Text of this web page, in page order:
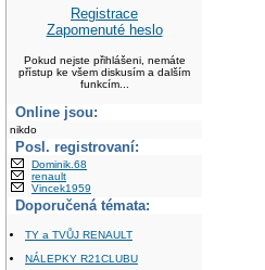
Registrace
Zapomenuté heslo
Pokud nejste přihlášeni, nemáte
přístup ke všem diskusím a dalším
funkcím...
Online jsou:
nikdo
Posl. registrovaní:
Dominik.68
renault
Vincek1959
Doporučená témata:
TY a TVŮJ RENAULT
NÁLEPKY R21CLUBU